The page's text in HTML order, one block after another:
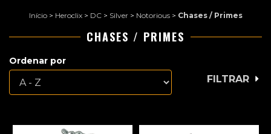
Início > Heroclix > DC > Silver > Notorious > Chases / Primes
CHASES / PRIMES
Ordenar por
FILTRAR